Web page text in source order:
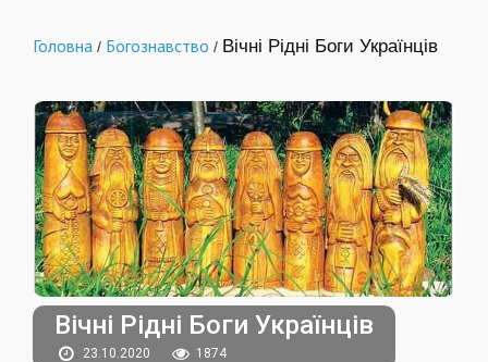
Головна / Богознавство / Вічні Рідні Боги Українців
Вічні Рідні Боги Українців
23.10.2020 1874